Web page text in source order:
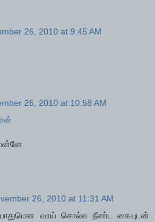
26, 2010 at 9:45 AM
26, 2010 at 10:58 AM
26, 2010 at 11:31 AM
வாய் சொல்ல நீண்ட கையுடன்